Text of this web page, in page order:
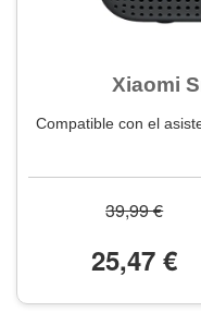
Xiaomi
Compatible con el
39,99 €
25,47 €